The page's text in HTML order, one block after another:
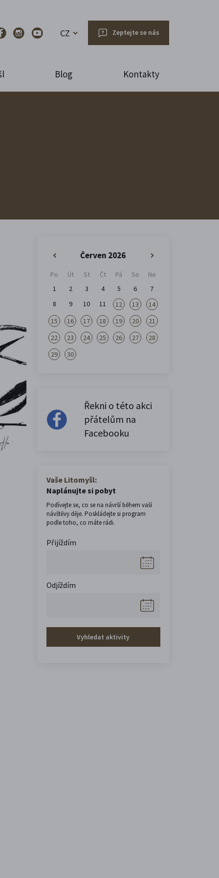
CZ Zeptejte se nás
Blog Kontakty
Červen 2026
Po Út St Čt Pá So
Ne
1
2 3 4 5 6
7
8
9 10 11 12 13
14
15
16 17 18 19 20
21
22
23 24 25 26 27
28
29
30
Řekni o této akci
přátelům na
Facebooku
Vaše Litomyšl:
Naplánujte si pobyt
Podívejte se, co se na návrší během vaší
návštěvy děje. Poskládejte si program
podle toho, co máte rádi.
Přijíždím
Odjíždím
Vyhledat aktivity